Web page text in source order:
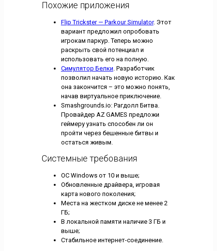
Похожие приложения
Flip Trickster — Parkour Simulator. Этот
вариант предложил опробовать
игрокам паркур. Теперь можно
раскрыть свой потенциал и
использовать его на полную.
Симулятор Белки . Разработчик
позволил начать новую историю. Как
она закончится – это можно понять,
начав виртуальное приключение.
Smashgrounds.io: Рагдолл Битва.
Провайдер AZ GAMES предложи
геймеру узнать способен ли он
пройти через бешенные битвы и
остаться живым.
Системные требования
ОС Windows от 10 и выше;
Обновленные драйвера, игровая
карта нового поколения;
Места на жестком диске не менее 2
ГБ;
В локальной памяти наличие 3 ГБ и
выше;
Стабильное интернет-соединение.